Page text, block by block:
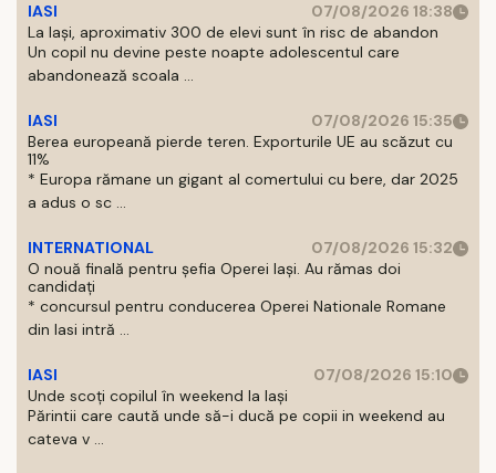
IASI
07/08/2026 18:38
La Iași, aproximativ 300 de elevi sunt în risc de abandon
Un copil nu devine peste noapte adolescentul care
abandonează scoala ...
IASI
07/08/2026 15:35
Berea europeană pierde teren. Exporturile UE au scăzut cu
11%
* Europa rămane un gigant al comertului cu bere, dar 2025
a adus o sc ...
INTERNATIONAL
07/08/2026 15:32
O nouă finală pentru șefia Operei Iași. Au rămas doi
candidați
* concursul pentru conducerea Operei Nationale Romane
din Iasi intră ...
IASI
07/08/2026 15:10
Unde scoți copilul în weekend la Iași
Părintii care caută unde să-i ducă pe copii in weekend au
cateva v ...